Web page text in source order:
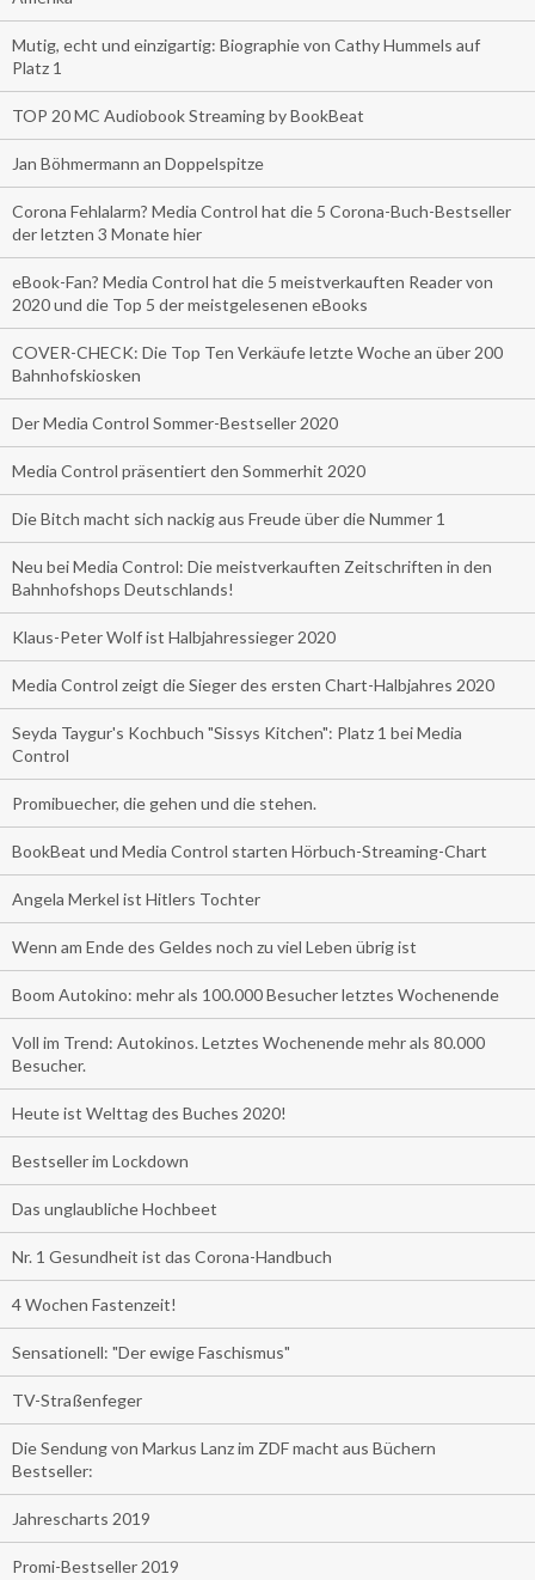
Mutig, echt und einzigartig: Biographie von Cathy Hummels auf
Platz 1
TOP 20 MC Audiobook Streaming by BookBeat
Jan Böhmermann an Doppelspitze
Corona Fehlalarm? Media Control hat die 5 Corona-Buch-Bestseller
der letzten 3 Monate hier
eBook-Fan? Media Control hat die 5 meistverkauften Reader von
2020 und die Top 5 der meistgelesenen eBooks
COVER-CHECK: Die Top Ten Verkäufe letzte Woche an über 200
Bahnhofskiosken
Der Media Control Sommer-Bestseller 2020
Media Control präsentiert den Sommerhit 2020
Die Bitch macht sich nackig aus Freude über die Nummer 1
Neu bei Media Control: Die meistverkauften Zeitschriften in den
Bahnhofshops Deutschlands!
Klaus-Peter Wolf ist Halbjahressieger 2020
Media Control zeigt die Sieger des ersten Chart-Halbjahres 2020
Seyda Taygur's Kochbuch "Sissys Kitchen": Platz 1 bei Media
Control
Promibuecher, die gehen und die stehen.
BookBeat und Media Control starten Hörbuch-Streaming-Chart
Angela Merkel ist Hitlers Tochter
Wenn am Ende des Geldes noch zu viel Leben übrig ist
Boom Autokino: mehr als 100.000 Besucher letztes Wochenende
Voll im Trend: Autokinos. Letztes Wochenende mehr als 80.000
Besucher.
Heute ist Welttag des Buches 2020!
Bestseller im Lockdown
Das unglaubliche Hochbeet
Nr. 1 Gesundheit ist das Corona-Handbuch
4 Wochen Fastenzeit!
Sensationell: "Der ewige Faschismus"
TV-Straßenfeger
Die Sendung von Markus Lanz im ZDF macht aus Büchern
Bestseller:
Jahrescharts 2019
Promi-Bestseller 2019